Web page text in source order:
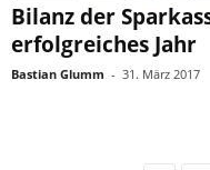
Bilanz der
erfolgreiches Jahr
Bastian Glumm - 31. März 2017